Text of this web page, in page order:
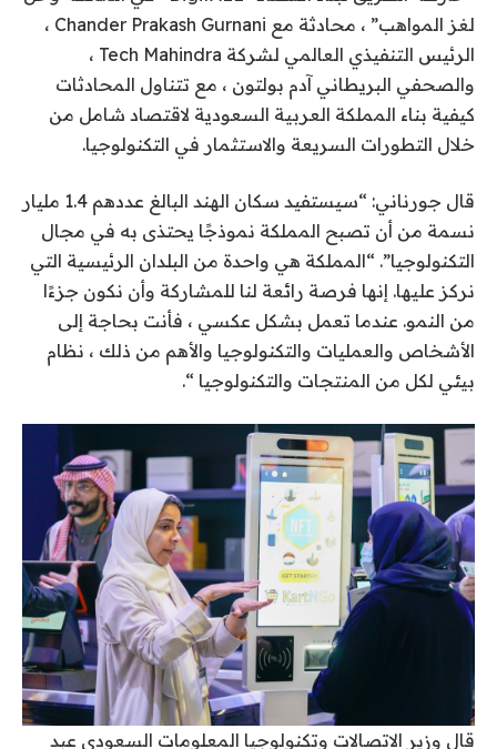
لغز المواهب” ، محادثة مع Chander Prakash Gurnani ،
الرئيس التنفيذي العالمي لشركة Tech Mahindra ،
والصحفي البريطاني آدم بولتون ، مع تتناول المحادثات
كيفية بناء المملكة العربية السعودية لاقتصاد شامل من
خلال التطورات السريعة والاستثمار في التكنولوجيا.
قال جورناني: “سيستفيد سكان الهند البالغ عددهم 1.4 مليار
نسمة من أن تصبح المملكة نموذجًا يحتذى به في مجال
التكنولوجيا”. “المملكة هي واحدة من البلدان الرئيسية التي
نركز عليها. إنها فرصة رائعة لنا للمشاركة وأن نكون جزءًا
من النمو. عندما تعمل بشكل عكسي ، فأنت بحاجة إلى
الأشخاص والعمليات والتكنولوجيا والأهم من ذلك ، نظام
بيئي لكل من المنتجات والتكنولوجيا “.
قال وزير الاتصالات وتكنولوجيا المعلومات السعودي عبد